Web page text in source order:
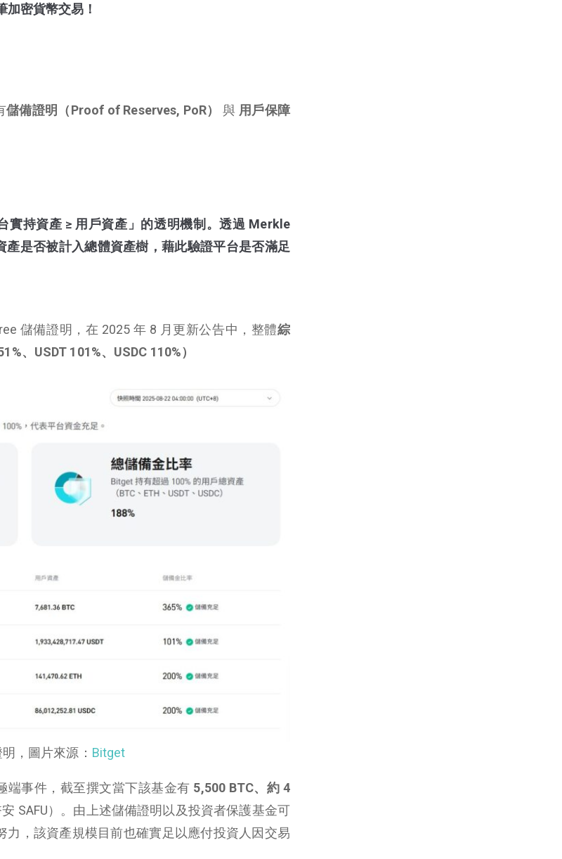
密貨幣交易！
儲備證明（Proof of Reserves, PoR） 與 用戶保障
實持資產 ≥ 用戶資產」的透明機制。透過 Merkle
是否被計入總體資產樹，藉此驗證平台是否滿足
儲備證明，在 2025 年 8 月更新公告中，整體綜
、USDT 101%、USDC 110%）
，圖片來源： Bitget
端事件，截至撰文當下該基金有 5,500 BTC、約 4
SAFU）。由上述儲備證明以及投資者保護基金可
力，該資產規模目前也確實足以應付投資人因交易